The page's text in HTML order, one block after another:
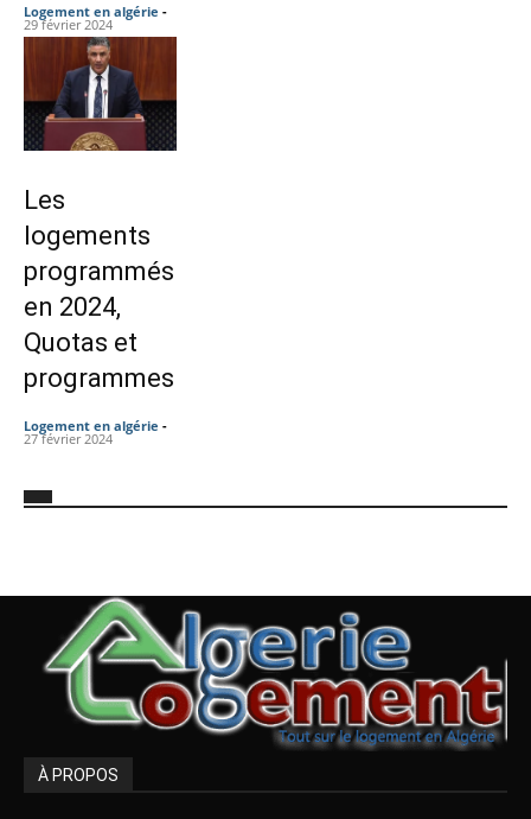
Logement en algérie -
29 février 2024
Les
logements
programmés
en 2024,
Quotas et
programmes
Logement en algérie -
27 février 2024
À PROPOS